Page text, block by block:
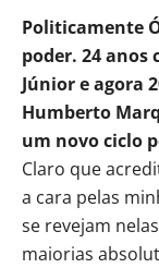
Politicamente
poder. 24 anos
Júnior e agora
Humberto
um novo ciclo
Claro que
a cara pelas
se revejam
maiorias